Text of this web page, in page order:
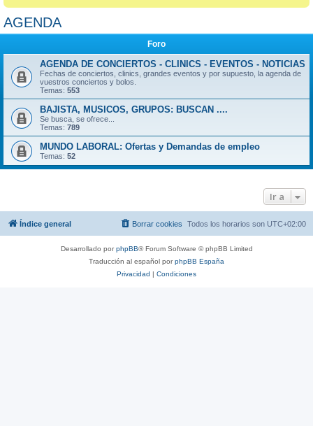
AGENDA
Foro
AGENDA DE CONCIERTOS - CLINICS - EVENTOS - NOTICIAS
Fechas de conciertos, clinics, grandes eventos y por supuesto, la agenda de
vuestros conciertos y bolos.
Temas: 553
BAJISTA, MUSICOS, GRUPOS: BUSCAN ....
Se busca, se ofrece...
Temas: 789
MUNDO LABORAL: Ofertas y Demandas de empleo
Temas: 52
Ir a
Índice general Todos los horarios son UTC+02:00
Borrar cookies
Desarrollado porphpBB® Forum Software © phpBB Limited
Traducción al español porphpBB España
Privacidad | Condiciones